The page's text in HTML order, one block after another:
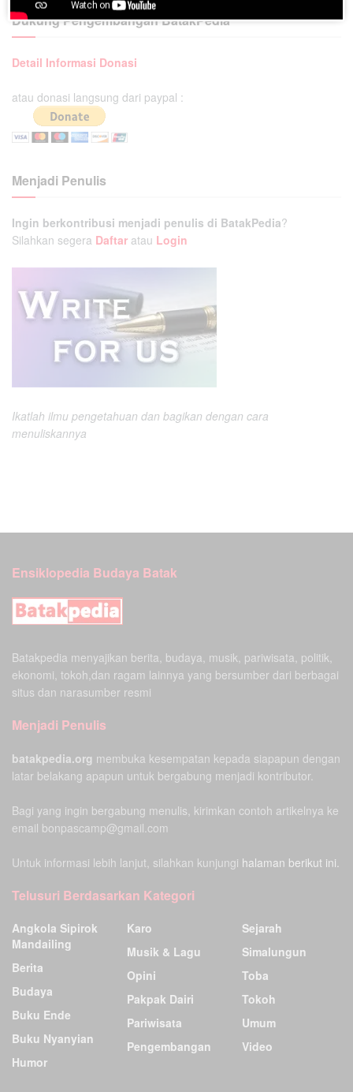
Dukung Pengembangan BatakPedia
Detail Informasi Donasi
atau donasi langsung dari paypal :
Menjadi Penulis
Ingin berkontribusi menjadi penulis di BatakPedia?
Silahkan segera Daftar atau Login
Ikatlah ilmu pengetahuan dan bagikan dengan cara
menuliskannya
Ensiklopedia Budaya Batak
Batakpedia menyajikan berita, budaya, musik, pariwisata, politik,
ekonomi, tokoh,dan ragam lainnya yang bersumber dari berbagai
situs dan narasumber resmi
Menjadi Penulis
batakpedia.org membuka kesempatan kepada siapapun dengan
latar belakang apapun untuk bergabung menjadi kontributor.
Bagi yang ingin bergabung menulis, kirimkan contoh artikelnya ke
email bonpascamp@gmail.com
Untuk informasi lebih lanjut, silahkan kunjungi halaman berikut ini.
Telusuri Berdasarkan Kategori
Angkola Sipirok
Mandailing
Berita
Budaya
Buku Ende
Buku Nyanyian
Humor
Karo
Musik & Lagu
Opini
Pakpak Dairi
Pariwisata
Pengembangan
Sejarah
Simalungun
Toba
Tokoh
Umum
Video